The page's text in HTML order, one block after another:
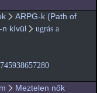
ARPG-k (Path of
n kívül
ugrás a
Meztelen nők